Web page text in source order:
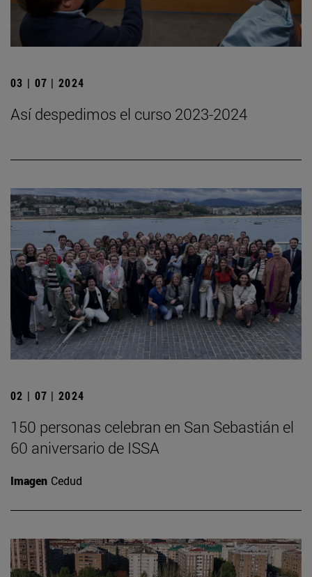
03 | 07 | 2024
Así despedimos el curso 2023-2024
02 | 07 | 2024
150 personas celebran en San Sebastián el
60 aniversario de ISSA
Imagen Cedud